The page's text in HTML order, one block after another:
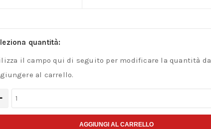
quantità:
il campo qui di seguito per modificare la quantità da
al carrello.
AGGIUNGI AL CARRELLO